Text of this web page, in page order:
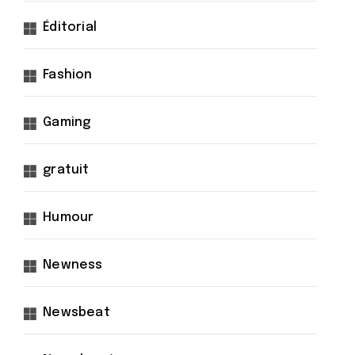
Éditorial
Fashion
Gaming
gratuit
Humour
Newness
Newsbeat